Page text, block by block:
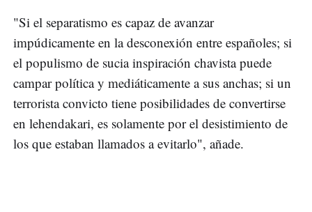
"Si el separatismo es capaz de avanzar
impúdicamente en la desconexión entre españoles; si
el populismo de sucia inspiración chavista puede
campar política y mediáticamente a sus anchas; si un
terrorista convicto tiene posibilidades de convertirse
en lehendakari, es solamente por el desistimiento de
los que estaban llamados a evitarlo", añade.